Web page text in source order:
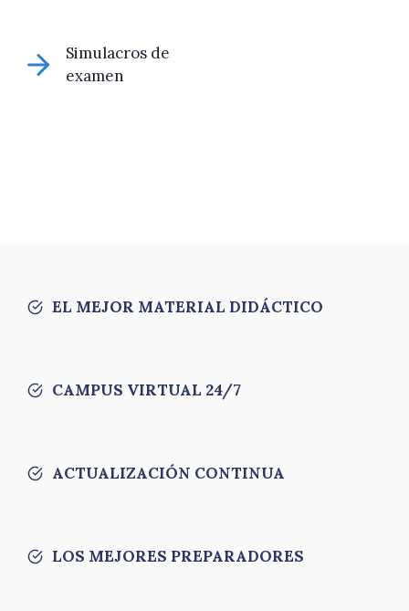
Simulacros de
examen
EL MEJOR MATERIAL DIDÁCTICO
CAMPUS VIRTUAL 24/7
ACTUALIZACIÓN CONTINUA
LOS MEJORES PREPARADORES